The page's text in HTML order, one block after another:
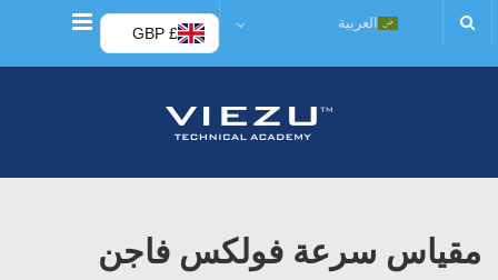
قائمة £ GBP
العربية
مقياس سرعة فولكس فاجن